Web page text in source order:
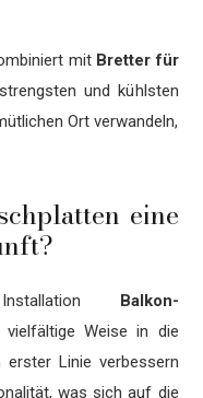
mit Bretter für
und kühlsten
Ort verwandeln,
eine
Balkon-
Weise in die
Linie verbessern
was sich auf die